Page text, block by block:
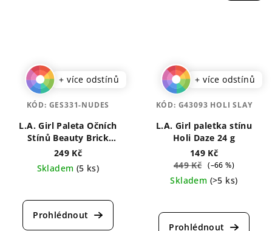
+ více odstínů
L.A. Girl Paleta Očních
Stínů Beauty Brick
Collection 12 g
249 Kč
Skladem (5 ks)
hodnocení
produktu
KÓD: GES331-NUDES
+ více odstínů
L.A. Girl paletka stínu
Holi Daze 24 g
149 Kč
449 Kč (–66 %)
Skladem (>5 ks)
hodnocení
produktu
KÓD: G43093 HOLI SLAY